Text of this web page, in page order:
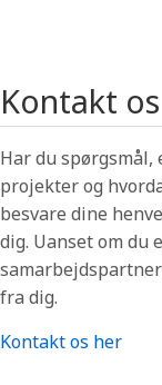
Kontakt
Har du spørgsmål,
projekter og
besvare dine
dig. Uanset om du
fra dig.
Kontakt os her